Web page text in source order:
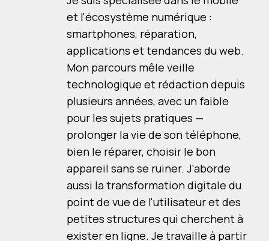
et l'écosystème numérique :
smartphones, réparation,
applications et tendances du web.
Mon parcours mêle veille
technologique et rédaction depuis
plusieurs années, avec un faible
pour les sujets pratiques —
prolonger la vie de son téléphone,
bien le réparer, choisir le bon
appareil sans se ruiner. J'aborde
aussi la transformation digitale du
point de vue de l'utilisateur et des
petites structures qui cherchent à
exister en ligne. Je travaille à partir